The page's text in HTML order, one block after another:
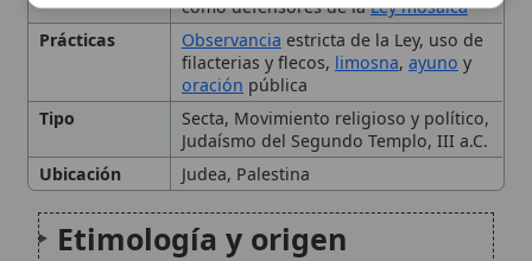
Creencias y prácticas
Los fariseos en los Evangelios
Influencia en el judaísmo y
el cristianismo primitivo